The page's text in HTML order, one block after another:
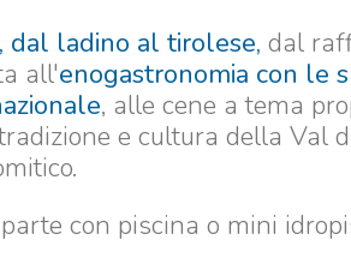
ladino al tirolese, dal
all'enogastronomia con le
, alle cene a tema
e cultura della Val
con piscina o mini